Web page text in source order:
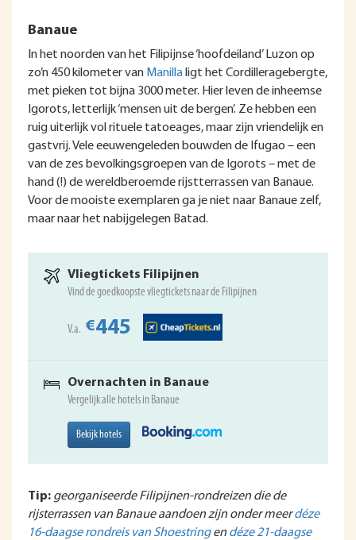
Banaue
In het noorden van het Filipijnse ‘hoofdeiland’ Luzon op
zo’n 450 kilometer van Manilla ligt het Cordilleragebergte,
met pieken tot bijna 3000 meter. Hier leven de inheemse
Igorots, letterlijk ‘mensen uit de bergen’. Ze hebben een
ruig uiterlijk vol rituele tatoeages, maar zijn vriendelijk en
gastvrij. Vele eeuwengeleden bouwden de Ifugao – een
van de zes bevolkingsgroepen van de Igorots – met de
hand (!) de wereldberoemde rijstterrassen van Banaue.
Voor de mooiste exemplaren ga je niet naar Banaue zelf,
maar naar het nabijgelegen Batad.
Vliegtickets Filipijnen
Vind de goedkoopste vliegtickets naar de Filipijnen
V.a. €445
Overnachten in Banaue
Vergelijk alle hotels in Banaue
Bekijk hotels
Tip: georganiseerde Filipijnen-rondreizen die de
rijsterrassen van Banaue aandoen zijn onder meerdéze
16-daagse rondreis van Shoestringendéze 21-daagse